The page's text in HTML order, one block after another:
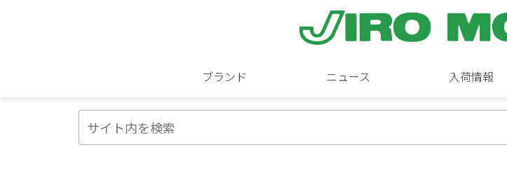
ブランド ニュース 入荷情報